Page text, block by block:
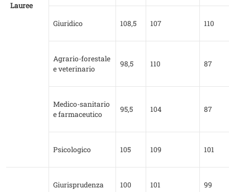
Lauree
Giuridico 108,5 107 110
Agrario-forestale
e veterinario
98,5 110 87
Medico-sanitario
e farmaceutico
95,5 104 87
Psicologico 105 109 101
Giurisprudenza 100 101 99